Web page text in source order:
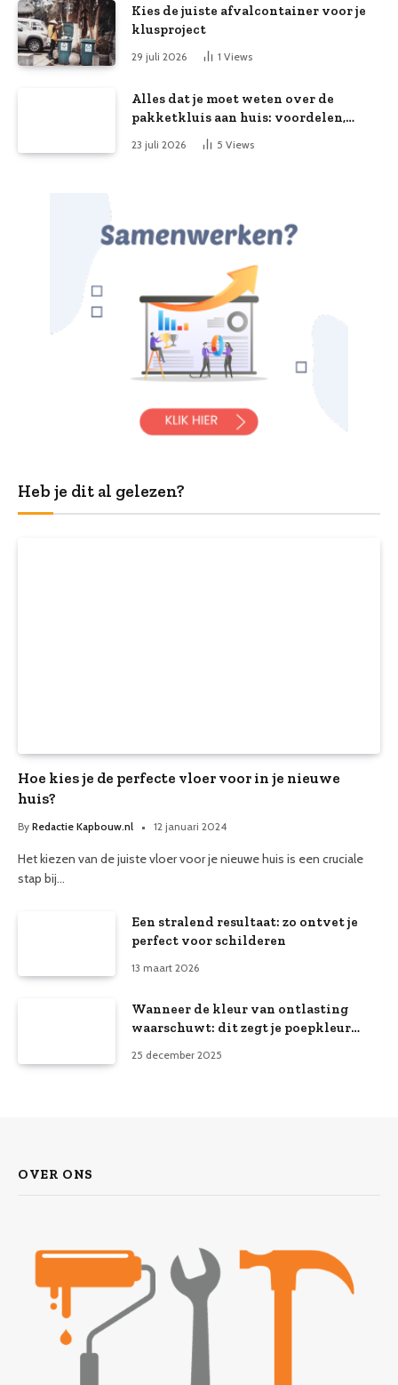
Kies de juiste afvalcontainer voor je
klusproject
29 juli 2026 1 Views
Alles dat je moet weten over de
pakketkluis aan huis: voordelen,
kooptips en belang
23 juli 2026 5 Views
Heb je dit al gelezen?
Hoe kies je de perfecte vloer voor in je nieuwe
huis?
By Redactie Kapbouw.nl 12 januari 2024
Het kiezen van de juiste vloer voor je nieuwe huis is een cruciale
stap bij…
Een stralend resultaat: zo ontvet je
perfect voor schilderen
13 maart 2026
Wanneer de kleur van ontlasting
waarschuwt: dit zegt je poepkleur
25 december 2025
OVER ONS